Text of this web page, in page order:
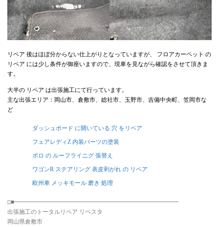
トータルリペア リペスタの インテリア リペア
リペア 後はほぼ分からない仕上がりとなっていますが、 フロアカーペット の
リペア には少し条件が御座いますので、現車を見ながら確認をさせて頂きま
す。
大半の リペア は出張施工にて行っています。
主な出張エリア：岡山市、倉敷市、総社市、玉野市、吉備中央町、笠岡市な
ど
ダッシュボード に開いている 穴 をリペア
フェアレディZ 内装パーツの塗装
ポロ の ルーフライニグ 張替え
ワゴンR ステアリング 表皮剥がれ の リペア
欧州車 メッキモール 磨き 処理
□■━━━━━━━━━━━━━━━━━━━━━━━━━━━━
出張施工のトータルリペア リペスタ
岡山県倉敷市